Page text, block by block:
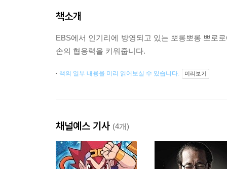
책소개
EBS에서 인기리에 방영되고 있는 뽀롱뽀롱 뽀로
손의 협응력을 키워줍니다.
책의 일부 내용을 미리 읽어보실 수 있습니다. 미리보기
채널예스 기사 (4개)